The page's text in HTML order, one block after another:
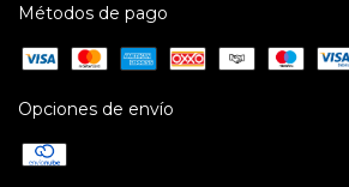
Métodos de pago
Opciones de envío